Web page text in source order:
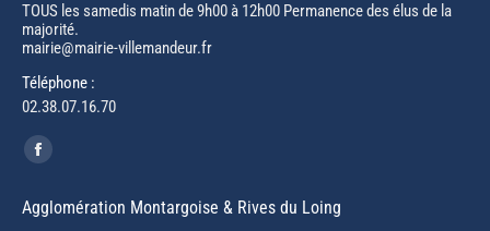
TOUS les samedis matin de 9h00 à 12h00 Permanence des élus de la
majorité.
mairie@mairie-villemandeur.fr
Téléphone :
02.38.07.16.70
Trouvez nous sur :
Facebook
opens
Agglomération Montargoise & Rives du Loing